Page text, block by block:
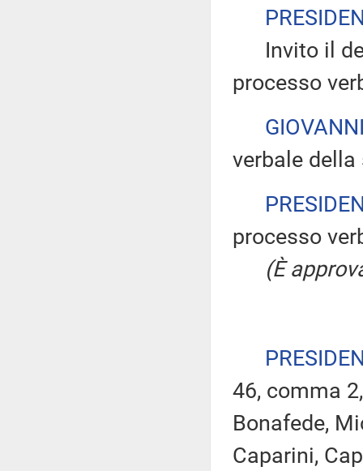
Invito il
processo
verbale
processo
(È
46, comma
Bonafede,
Caparini,